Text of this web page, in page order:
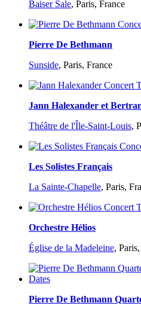
Baiser Sale, Paris, France
Pierre De Bethmann
Sunside, Paris, France
Jann Halexander et
Théâtre de l'Île-Saint-Louis,
Les Solistes Français
La Sainte-Chapelle, Paris,
Orchestre Hélios
Église de la Madeleine,
Pierre De Bethmann